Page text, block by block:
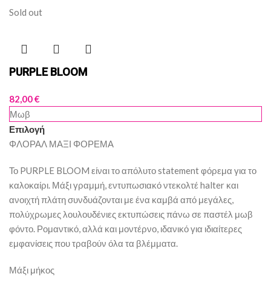
Sold out
PURPLE BLOOM
82,00€
Μωβ
Επιλογή
ΦΛΟΡΑΛ ΜΑΞΙ ΦΟΡΕΜΑ
Το PURPLE BLOOM είναι το απόλυτο statement φόρεμα για το
καλοκαίρι. Μάξι γραμμή, εντυπωσιακό ντεκολτέ halter και
ανοιχτή πλάτη συνδυάζονται με ένα καμβά από μεγάλες,
πολύχρωμες λουλουδένιες εκτυπώσεις πάνω σε παστέλ μωβ
φόντο. Ρομαντικό, αλλά και μοντέρνο, ιδανικό για ιδιαίτερες
εμφανίσεις που τραβούν όλα τα βλέμματα.
Μάξι μήκος